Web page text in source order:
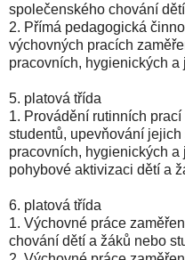
společenského chování
2. Přímá pedagogická
výchovných pracích
pracovních, hygienických a
5. platová třída
1. Provádění rutinních
studentů, upevňování
pracovních, hygienických
pohybové aktivizaci dětí a
6. platová třída
1. Výchovné práce
chování dětí a žáků nebo